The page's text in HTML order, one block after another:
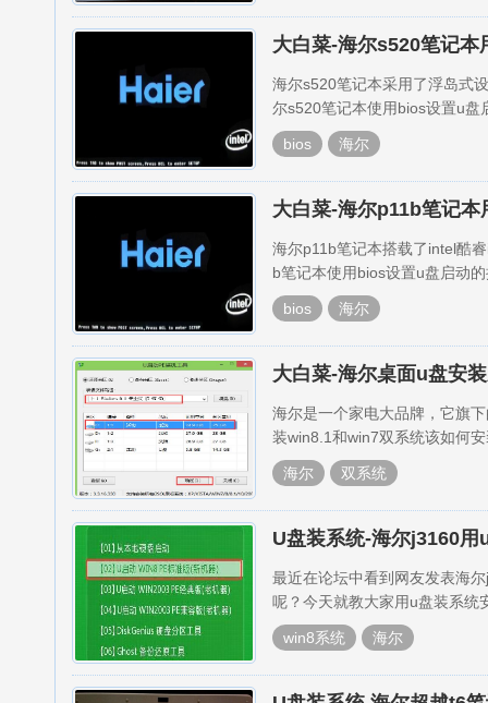
大白菜-海尔s520笔记
海尔s520笔记本采用了浮岛式
尔s520笔记本使用bios设置u盘
bios 海尔
大白菜-海尔p11b笔记
海尔p11b笔记本搭载了intel酷
b笔记本使用bios设置u盘启动
bios 海尔
大白菜-海尔桌面u盘安
海尔是一个家电大品牌，它旗
装win8.1和win7双系统该如何
海尔 双系统
U盘装系统-海尔j3160
最近在论坛中看到网友发表海
呢？今天就教大家用u盘装系统
win8系统 海尔